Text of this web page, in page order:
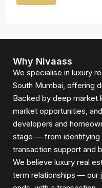
Why Nivaass
We specialise in luxury
South Mumbai, offering
Backed by deep
market opportunities,
developers and
stage — from identifying
transaction support and
We believe luxury real
term relationships — our